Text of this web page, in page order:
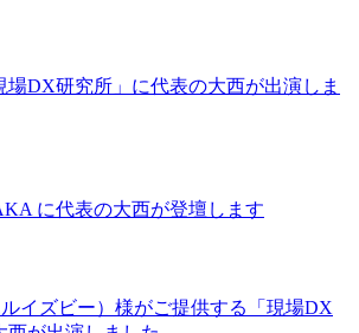
場DX研究所」に代表の大西が出演しま
に代表の大西が登壇します
イズビー）様がご提供する「現場DX